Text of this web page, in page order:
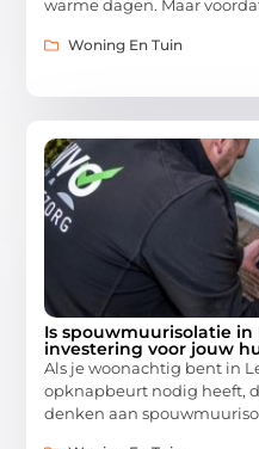
warme dagen. Maar
Woning En Tuin
Is spouwmuurisolatie
investering voor jouw
Als je woonachtig bent in
opknapbeurt nodig heeft,
denken aan